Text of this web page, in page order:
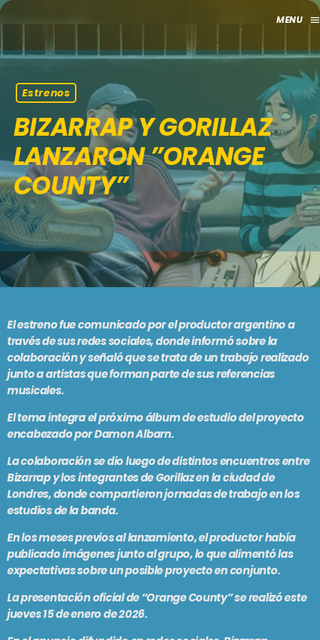
HOME
CLUB
APORTES
TV
GRILLA
EVENTOS keyboard_arrow_down
MÁLAGA
BARCELONA
MALLORCA
PODCASTS
TIENDA
EN VIVO AHORA!
Estrenos
BIZARRAP Y GORILLAZ
LANZARON ”ORANGE
COUNTY”
El estreno fue comunicado por el productor argentino a
través de sus redes sociales, donde informó sobre la
colaboración y señaló que se trata de un trabajo realizado
junto a artistas que forman parte de sus referencias
musicales.
El tema integra el próximo álbum de estudio del proyecto
encabezado por Damon Albarn.
La colaboración se dio luego de distintos encuentros entre
Bizarrap y los integrantes de Gorillaz en la ciudad de
Londres, donde compartieron jornadas de trabajo en los
estudios de la banda.
En los meses previos al lanzamiento, el productor había
publicado imágenes junto al grupo, lo que alimentó las
expectativas sobre un posible proyecto en conjunto.
La presentación oficial de “Orange County” se realizó este
jueves 15 de enero de 2026.